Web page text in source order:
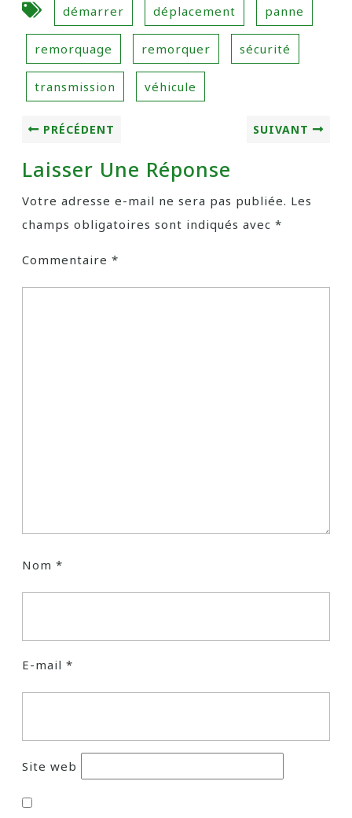
démarrer déplacement panne
remorquage remorquer sécurité
transmission véhicule
PRÉCÉDENT SUIVANT
Laisser Une Réponse
Votre adresse e-mail ne sera pas publiée. Les
champs obligatoires sont indiqués avec *
Commentaire *
Nom *
E-mail *
Site web